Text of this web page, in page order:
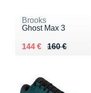
Brooks
Ghost Max 3
160 €
Au lieu de 160 €
144 €
Vendu 144 €